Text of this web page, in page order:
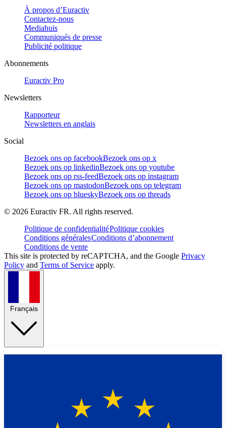
À propos d’Euractiv
Contactez-nous
Mediahuis
Communiqués de presse
Publicité politique
Abonnements
Euractiv Pro
Newsletters
Rapporteur
Newsletters en anglais
Social
Bezoek ons op facebookBezoek ons op x
Bezoek ons op linkedinBezoek ons op youtube
Bezoek ons op rss-feedBezoek ons op instagram
Bezoek ons op mastodonBezoek ons op telegram
Bezoek ons op blueskyBezoek ons op threads
© 2026 Euractiv FR. All rights reserved.
Politique de confidentialitéPolitique cookies
Conditions généralesConditions d’abonnement
Conditions de vente
This site is protected by reCAPTCHA, and the Google Privacy
Policy and Terms of Service apply.
Français